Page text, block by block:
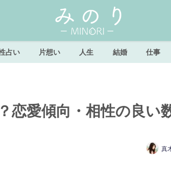
占い 片想い 人生 結婚 仕事
恋愛傾向・相性の良い
真